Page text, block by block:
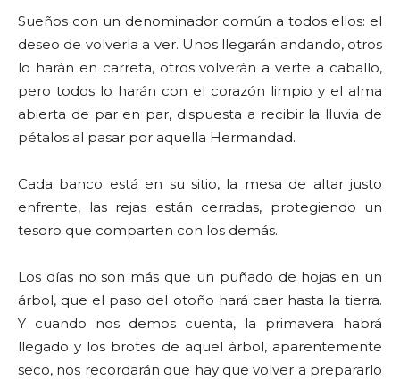
Sueños con un denominador común a todos ellos: el
deseo de volverla a ver. Unos llegarán andando, otros
lo harán en carreta, otros volverán a verte a caballo,
pero todos lo harán con el corazón limpio y el alma
abierta de par en par, dispuesta a recibir la lluvia de
pétalos al pasar por aquella Hermandad.
Cada banco está en su sitio, la mesa de altar justo
enfrente, las rejas están cerradas, protegiendo un
tesoro que comparten con los demás.
Los días no son más que un puñado de hojas en un
árbol, que el paso del otoño hará caer hasta la tierra.
Y cuando nos demos cuenta, la primavera habrá
llegado y los brotes de aquel árbol, aparentemente
seco, nos recordarán que hay que volver a prepararlo